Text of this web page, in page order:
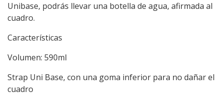
Unibase, podrás llevar una botella de agua, afirmada al
cuadro.
Características
Volumen: 590ml
Strap Uni Base, con una goma inferior para no dañar el
cuadro